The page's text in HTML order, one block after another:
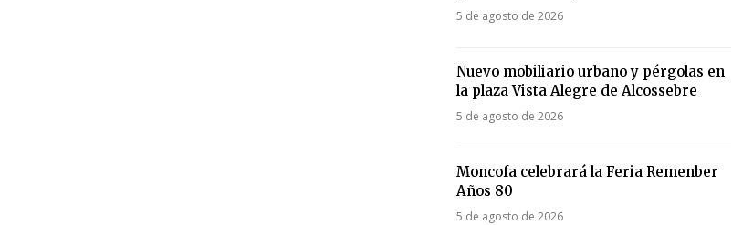
5 de agosto de 2026
Nuevo mobiliario urbano y pérgolas en
la plaza Vista Alegre de Alcossebre
5 de agosto de 2026
Moncofa celebrará la Feria Remenber
Años 80
5 de agosto de 2026